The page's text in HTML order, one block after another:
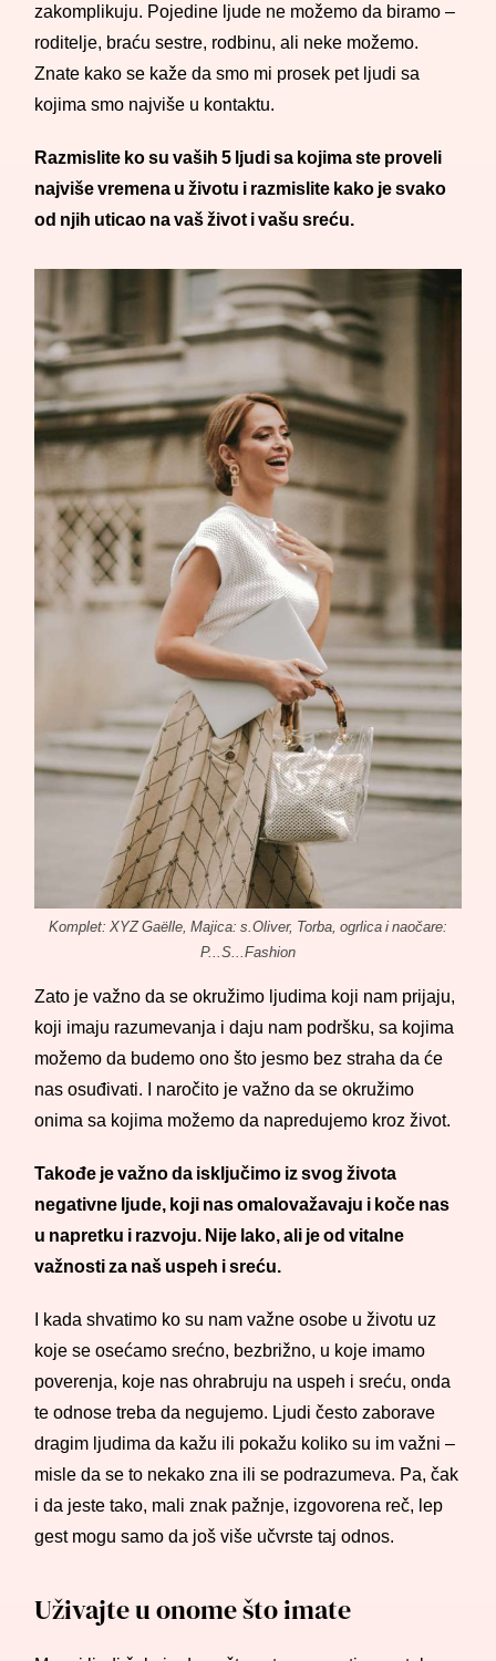
zakomplikuju. Pojedine ljude ne možemo da biramo –
roditelje, braću sestre, rodbinu, ali neke možemo.
Znate kako se kaže da smo mi prosek pet ljudi sa
kojima smo najviše u kontaktu.
Razmislite ko su vaših 5 ljudi sa kojima ste proveli
najviše vremena u životu i razmislite kako je svako
od njih uticao na vaš život i vašu sreću.
Komplet: XYZ Gaëlle, Majica: s.Oliver, Torba, ogrlica i naočare:
P...S...Fashion
Zato je važno da se okružimo ljudima koji nam prijaju,
koji imaju razumevanja i daju nam podršku, sa kojima
možemo da budemo ono što jesmo bez straha da će
nas osuđivati. I naročito je važno da se okružimo
onima sa kojima možemo da napredujemo kroz život.
Takođe je važno da isključimo iz svog života
negativne ljude, koji nas omalovažavaju i koče nas
u napretku i razvoju. Nije lako, ali je od vitalne
važnosti za naš uspeh i sreću.
I kada shvatimo ko su nam važne osobe u životu uz
koje se osećamo srećno, bezbrižno, u koje imamo
poverenja, koje nas ohrabruju na uspeh i sreću, onda
te odnose treba da negujemo. Ljudi često zaborave
dragim ljudima da kažu ili pokažu koliko su im važni –
misle da se to nekako zna ili se podrazumeva. Pa, čak
i da jeste tako, mali znak pažnje, izgovorena reč, lep
gest mogu samo da još više učvrste taj odnos.
Uživajte u onome što imate